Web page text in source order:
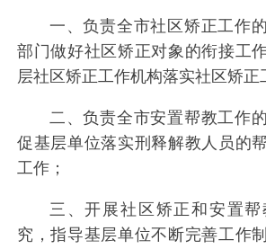
一、负责全市社区矫正工作
部门做好社区矫正对象的衔接工
层社区矫正工作机构落实社区矫正
二、负责全市安置帮教工作
促基层单位落实刑释解教人员的
工作；
三、开展社区矫正和安置
究，指导基层单位不断完善工作